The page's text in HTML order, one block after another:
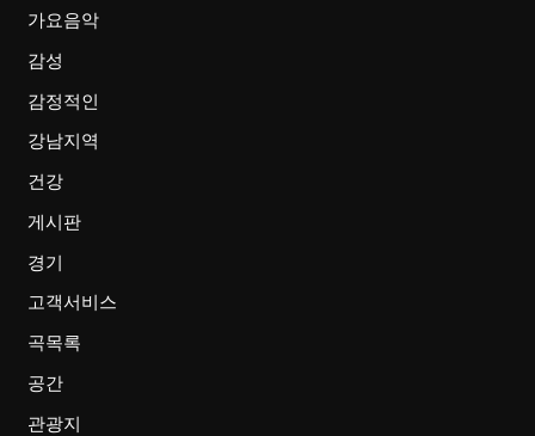
가요음악
감성
감정적인
강남지역
건강
게시판
경기
고객서비스
곡목록
공간
관광지